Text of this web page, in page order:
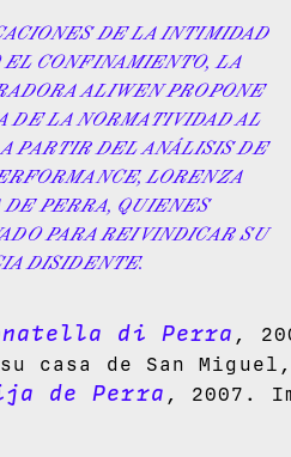
DE LA INTIMIDAD
EL CONFINAMIENTO, LA
ALIWEN PROPONE
DE LA NORMATIVIDAD AL
PARTIR DEL ANÁLISIS DE
LORENZA
PERRA, QUIENES
PARA REIVINDICAR SU
DISIDENTE.
di Perra ,
casa de San
de Perra , 2007.